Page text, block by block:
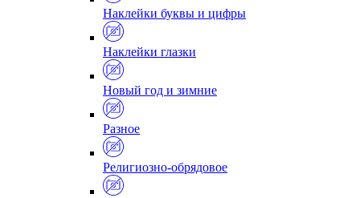
Наклейки буквы и цифры
Наклейки глазки
Новый год и зимние
Разное
Религиозно-обрядовое